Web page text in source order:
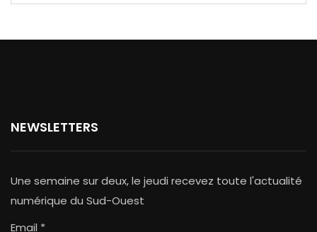
NEWSLETTERS
Une semaine sur deux, le jeudi recevez toute l'actualité
numérique du Sud-Ouest
Email *